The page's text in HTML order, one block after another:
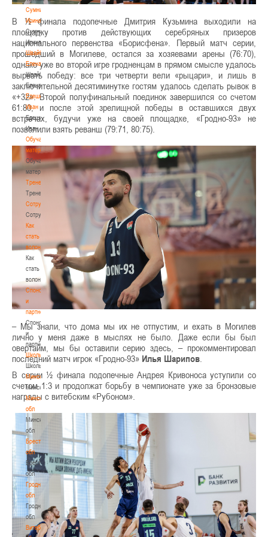
Сумникова
Ирина
Сумникова
Ирина
Швайбович
Елена
Швайбович
Елена
Едешко
Иван
Едешко
Иван
Обучающие
материалы
Обучающие
материалы
Тренерам
Тренерам
Сотрудничество
Сотрудничество
Как
стать
волонтером
Как
стать
волонтером
Спонсоры
и
партнеры
Спонсоры
и
партнеры
Школы
Школы
Минск
Минск
Минская
обл
Минская
обл
Брестская
обл
Брестская
обл
Гродненская
обл
Гродненская
обл
Витебская
В ½ финала подопечные Дмитрия Кузьмина выходили на
площадку против действующих серебряных призеров
национального первенства «Борисфена». Первый матч серии,
прошедший в Могилеве, остался за хозяевами арены (76:70),
однако уже во второй игре гродненцам в прямом смысле удалось
вырвать победу: все три четверти вели «рыцари», и лишь в
заключительной десятиминутке гостям удалось сделать рывок в
«+32». Второй полуфинальный поединок завершился со счетом
61:80, и после этой зрелищной победы в оставшихся двух
встречах, будучи уже на своей площадке, «Гродно-93» не
позволили взять реванш (79:71, 80:75).
– Мы знали, что дома мы их не отпустим, и ехать в Могилев
лично у меня даже в мыслях не было. Даже если бы был
овертайм, мы бы оставили серию здесь, – прокомментировал
последний матч игрок «Гродно-93» Илья Шарипов
В серии ½ финала подопечные Андрея Кривоноса уступили со
счетом 1:3 и продолжат борьбу в чемпионате уже за бронзовые
награды с витебским «Рубоном».